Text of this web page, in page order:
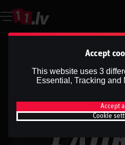
Laukuma
Apskats pirms
Updated 13 May 2026
Accept
This website uses 3
Essential, Tracking and
Accept
Cookie